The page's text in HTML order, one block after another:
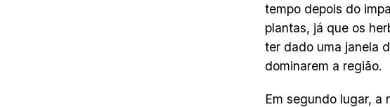
tempo depois do
plantas, já que os
ter dado uma janela
dominarem a região.
Em segundo lugar, a